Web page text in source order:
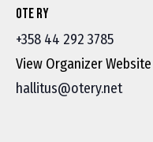
Ote ry
+358 44 292 3785
View Organizer Website
hallitus@otery.net